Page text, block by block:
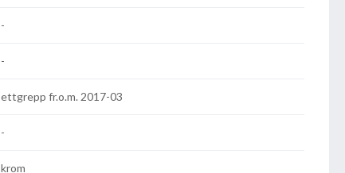
-
-
ettgrepp fr.o.m. 2017-03
-
krom